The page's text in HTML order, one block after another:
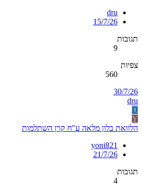
dru
15/7/26
תגובות
9
צפיות
560
30/7/26
dru
D
Y
הלוואת בלון מלאה ע"ח קרן השתלמות
yoni821
21/7/26
תגובות
4